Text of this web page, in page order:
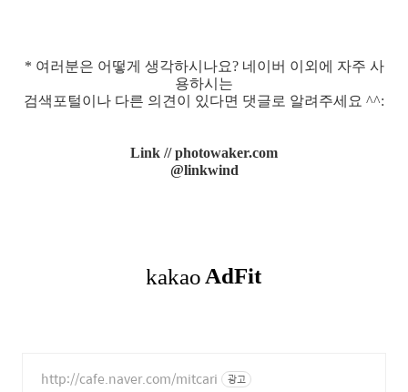
* 여러분은 어떻게 생각하시나요? 네이버 이외에 자주 사
용하시는
검색포털이나 다른 의견이 있다면 댓글로 알려주세요 ^^:
Link // photowaker.com
@linkwind
http://cafe.naver.com/mitcari 광고